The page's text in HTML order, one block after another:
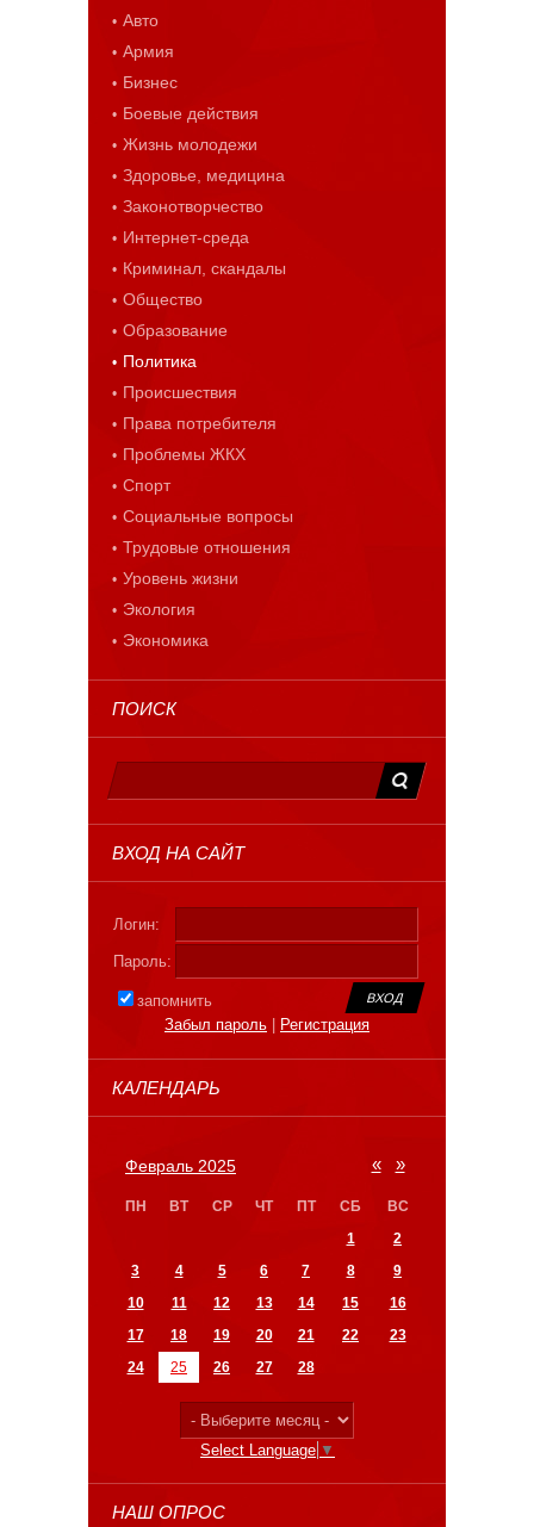
Авто
Армия
Бизнес
Боевые действия
Жизнь молодежи
Здоровье, медицина
Законотворчество
Интернет-среда
Криминал, скандалы
Общество
Образование
Политика
Происшествия
Права потребителя
Проблемы ЖКХ
Спорт
Социальные вопросы
Трудовые отношения
Уровень жизни
Экология
Экономика
ПОИСК
ВХОД НА САЙТ
Логин:
Пароль:
запомнить
Забыл пароль
Регистрация
КАЛЕНДАРЬ
«
Февраль 2025 »
ПН ВТ СР ЧТ ПТ СБ
ВС
1
2
3
4 5 6 7 8
9
10
11 12 13 14 15
16
17
18 19 20 21 22
23
24
25 26 27 28
Select Language ▼
НАШ ОПРОС